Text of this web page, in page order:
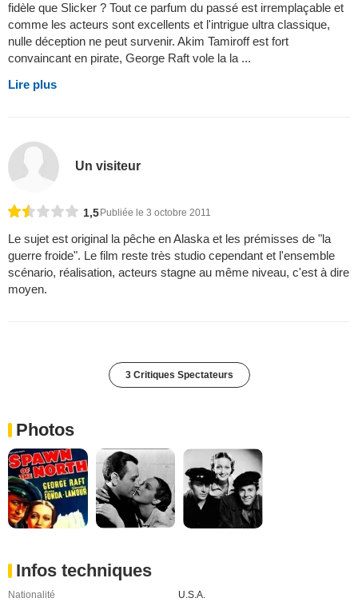
fidèle que Slicker ? Tout ce parfum du passé est irremplaçable et
comme les acteurs sont excellents et l'intrigue ultra classique,
nulle déception ne peut survenir. Akim Tamiroff est fort
convaincant en pirate, George Raft vole la la ...
Lire plus
Un visiteur
1,5 Publiée le 3 octobre 2011
Le sujet est original la pêche en Alaska et les prémisses de "la
guerre froide". Le film reste très studio cependant et l'ensemble
scénario, réalisation, acteurs stagne au même niveau, c'est à dire
moyen.
3 Critiques Spectateurs
Photos
Infos techniques
Nationalité
U.S.A.